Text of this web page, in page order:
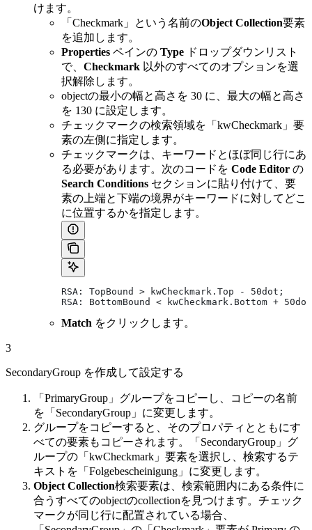
けます。
「Checkmark」という名前のObject Collection要素
を追加します。
Properties ペインの Type ドロップダウンリスト
で、 Checkmark 以外のすべてのオプションを選
択解除します。
objectの最小の幅と高さを 30 に、最大の幅と高さ
を 130 に設定します。
チェックマークの検索領域を「kwCheckmark」要
素の左側に指定します。
チェックマークは、キーワードとほぼ同じ行にあ
る必要があります。次のコードを Code Editor の
Search Conditions セクションに貼り付けて、要
素の上端と下端の境界がキーワードに対してどこ
に位置するかを指定します。
RSA: TopBound > kwCheckmark.Top - 50dot;
RSA: BottomBound < kwCheckmark.Bottom +
Match をクリックします。
3
SecondaryGroup を作成して設定する
「PrimaryGroup」グループをコピーし、コピーの名前
を「SecondaryGroup」に変更します。
グループをコピーすると、そのプロパティとともにす
べての要素もコピーされます。「SecondaryGroup」グ
ループの「kwCheckmark」要素を選択し、検索するテ
キストを「Folgebescheinigung」に変更します。
Object Collection検索要素は、検索範囲内にある条件に
合うすべてのobjectのcollectionを見つけます。チェック
マークが同じ行に配置されている場合、